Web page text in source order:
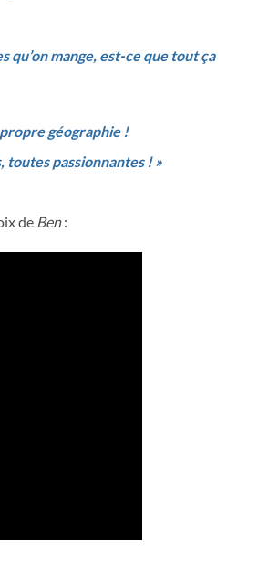
qu’on mange, est-ce que tout ça
géographie !
passionnantes ! »
de Ben: